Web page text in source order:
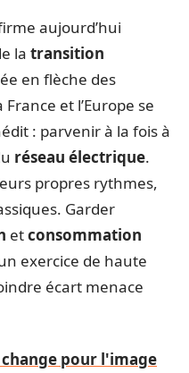
aujourd’hui
la transition
en flèche des
France et l’Europe se
: parvenir à la fois à
réseau électrique.
propres rythmes,
Garder
etconsommation
exercice de haute
écart menace
change pour l'image